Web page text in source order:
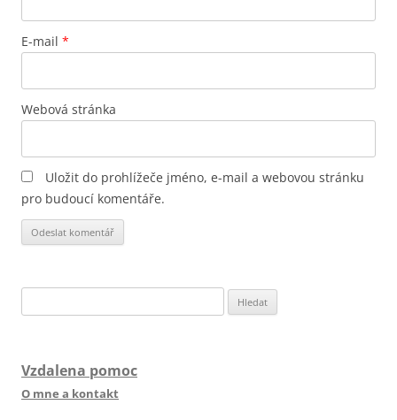
E-mail *
Webová stránka
Uložit do prohlížeče jméno, e-mail a webovou stránku
pro budoucí komentáře.
Vzdalena pomoc
O mne a kontakt